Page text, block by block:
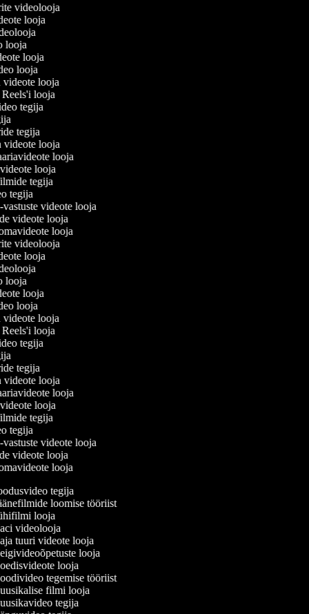
videolooja
looja
looja
looja
looja
videote looja
Reels'i looja
tegija
tegija
videote looja
looja
looja
tegija
tegija
vastuste videote looja
videote looja
looja
videolooja
looja
looja
looja
looja
videote looja
Reels'i looja
tegija
tegija
videote looja
looja
looja
tegija
tegija
vastuste videote looja
videote looja
looja
tegija
loomise tööriist
looja
videolooja
tuuri videote looja
looja
looja
tegemise tööriist
filmi looja
tegija